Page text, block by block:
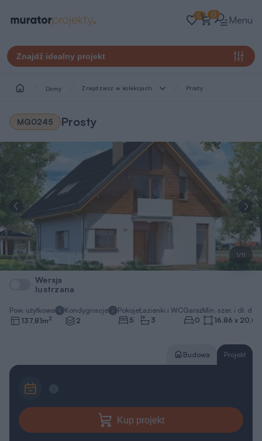
0 0 Menu
Znajdź idealny projekt
Domy Znajdziesz w kolekcjach Prosty
MG0245 Prosty
1/11
Wersja
lustrzana
Pow. użytkowa
137,81m2
Kondygnacje
2
Pokoje
5
Łazienki i WC
3
Garaż
0
Min. szer. i dł.
16,86 x 20,06
Budowa Projekt
Kup projekt